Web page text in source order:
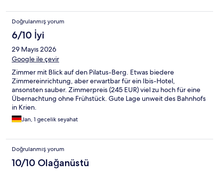
Doğrulanmış yorum
6/10 İyi
29 Mayıs 2026
Google ile çevir
Zimmer mit Blick auf den Pilatus-Berg. Etwas biedere
Zimmereinrichtung, aber erwartbar für ein Ibis-Hotel,
ansonsten sauber. Zimmerpreis (245 EUR) viel zu hoch für eine
Übernachtung ohne Frühstück. Gute Lage unweit des Bahnhofs
in Krien.
Jan, 1 gecelik seyahat
Doğrulanmış yorum
10/10 Olağanüstü